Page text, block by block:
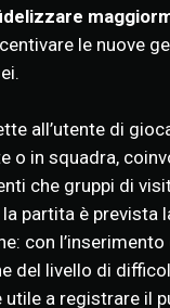
le nuove
all’utente di
o in squadra,
che gruppi di
partita è prevista
con
del livello di
a registrare il